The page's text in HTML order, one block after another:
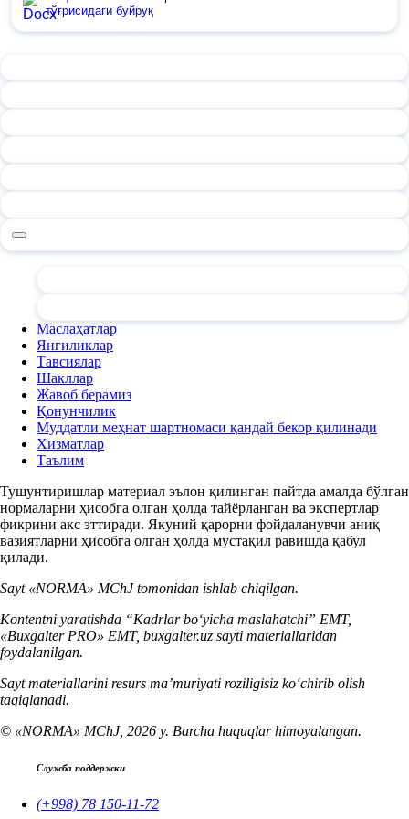
тўғрисидаги буйруқ
Маслаҳатлар
Янгиликлар
Тавсиялар
Шакллар
Жавоб берамиз
Қонунчилик
Муддатли меҳнат шартномаси қандай бекор қилинади
Хизматлар
Таълим
Тушунтиришлар материал эълон қилинган пайтда амалда бўлган
нормаларни ҳисобга олган ҳолда тайёрланган ва экспертлар
фикрини акс эттиради. Якуний қарорни фойдаланувчи аниқ
вазиятларни ҳисобга олган ҳолда мустақил равишда қабул
қилади.
Sayt «NORMA» MChJ tomonidan ishlab chiqilgan.
Kontentni yaratishda “Kadrlar boʻyicha maslahatchi” EMT,
«Buxgalter PRO» EMT, buxgalter.uz sayti materiallaridan
foydalanilgan.
Sayt materiallarini resurs ma’muriyati roziligisiz koʻchirib olish
taqiqlanadi.
© «NORMA» MChJ, 2026 y. Barcha huquqlar himoyalangan.
Служба поддержки
(+998) 78 150-11-72